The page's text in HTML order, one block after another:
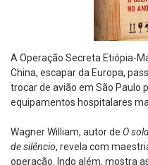
A Operação Secreta Etiópia-
China, escapar da Europa,
trocar de avião em São Paulo
equipamentos hospitalares
Wagner William, autor de O
de silêncio, revela com
operação. Indo além, mostra